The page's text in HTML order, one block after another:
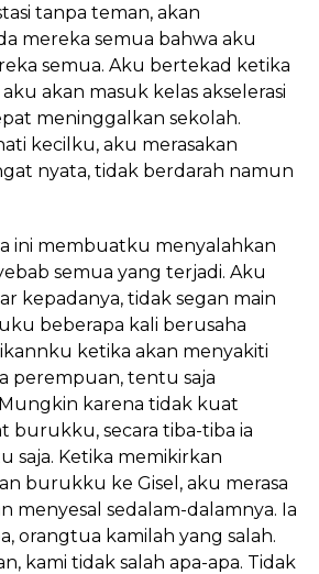
tanpa teman, akan
mereka semua bahwa aku
semua. Aku bertekad ketika
akan masuk kelas akselerasi
meninggalkan sekolah.
kecilku, aku merasakan
nyata, tidak berdarah namun
ini membuatku menyalahkan
semua yang terjadi. Aku
kepadanya, tidak segan main
beberapa kali berusaha
ketika akan menyakiti
perempuan, tentu saja
karena tidak kuat
burukku, secara tiba-tiba ia
saja. Ketika memikirkan
burukku ke Gisel, aku merasa
menyesal sedalam-dalamnya. Ia
orangtua kamilah yang salah.
kami tidak salah apa-apa. Tidak